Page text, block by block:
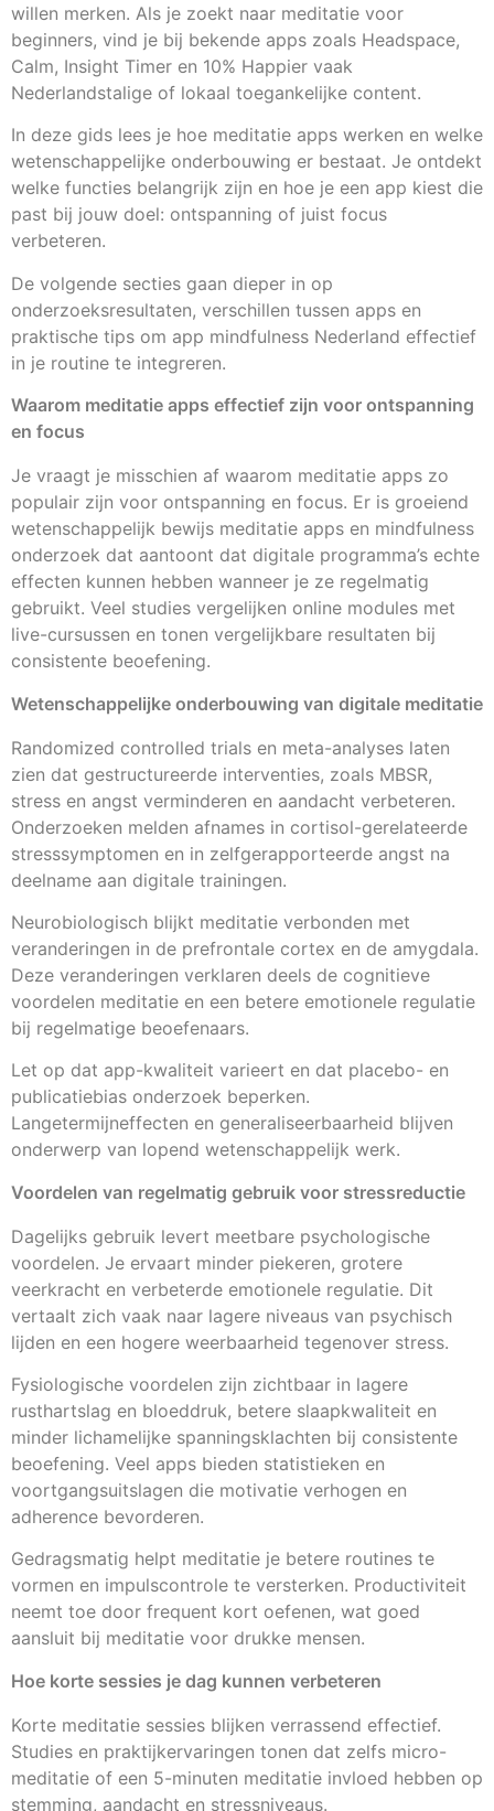
willen merken. Als je zoekt naar meditatie voor
beginners, vind je bij bekende apps zoals Headspace,
Calm, Insight Timer en 10% Happier vaak
Nederlandstalige of lokaal toegankelijke content.
In deze gids lees je hoe meditatie apps werken en welke
wetenschappelijke onderbouwing er bestaat. Je ontdekt
welke functies belangrijk zijn en hoe je een app kiest die
past bij jouw doel: ontspanning of juist focus
verbeteren.
De volgende secties gaan dieper in op
onderzoeksresultaten, verschillen tussen apps en
praktische tips om app mindfulness Nederland effectief
in je routine te integreren.
Waarom meditatie apps effectief zijn voor ontspanning
en focus
Je vraagt je misschien af waarom meditatie apps zo
populair zijn voor ontspanning en focus. Er is groeiend
wetenschappelijk bewijs meditatie apps en mindfulness
onderzoek dat aantoont dat digitale programma’s echte
effecten kunnen hebben wanneer je ze regelmatig
gebruikt. Veel studies vergelijken online modules met
live-cursussen en tonen vergelijkbare resultaten bij
consistente beoefening.
Wetenschappelijke onderbouwing van digitale meditatie
Randomized controlled trials en meta-analyses laten
zien dat gestructureerde interventies, zoals MBSR,
stress en angst verminderen en aandacht verbeteren.
Onderzoeken melden afnames in cortisol-gerelateerde
stresssymptomen en in zelfgerapporteerde angst na
deelname aan digitale trainingen.
Neurobiologisch blijkt meditatie verbonden met
veranderingen in de prefrontale cortex en de amygdala.
Deze veranderingen verklaren deels de cognitieve
voordelen meditatie en een betere emotionele regulatie
bij regelmatige beoefenaars.
Let op dat app-kwaliteit varieert en dat placebo- en
publicatiebias onderzoek beperken.
Langetermijneffecten en generaliseerbaarheid blijven
onderwerp van lopend wetenschappelijk werk.
Voordelen van regelmatig gebruik voor stressreductie
Dagelijks gebruik levert meetbare psychologische
voordelen. Je ervaart minder piekeren, grotere
veerkracht en verbeterde emotionele regulatie. Dit
vertaalt zich vaak naar lagere niveaus van psychisch
lijden en een hogere weerbaarheid tegenover stress.
Fysiologische voordelen zijn zichtbaar in lagere
rusthartslag en bloeddruk, betere slaapkwaliteit en
minder lichamelijke spanningsklachten bij consistente
beoefening. Veel apps bieden statistieken en
voortgangsuitslagen die motivatie verhogen en
adherence bevorderen.
Gedragsmatig helpt meditatie je betere routines te
vormen en impulscontrole te versterken. Productiviteit
neemt toe door frequent kort oefenen, wat goed
aansluit bij meditatie voor drukke mensen.
Hoe korte sessies je dag kunnen verbeteren
Korte meditatie sessies blijken verrassend effectief.
Studies en praktijkervaringen tonen dat zelfs micro-
meditatie of een 5-minuten meditatie invloed hebben op
stemming, aandacht en stressniveaus.